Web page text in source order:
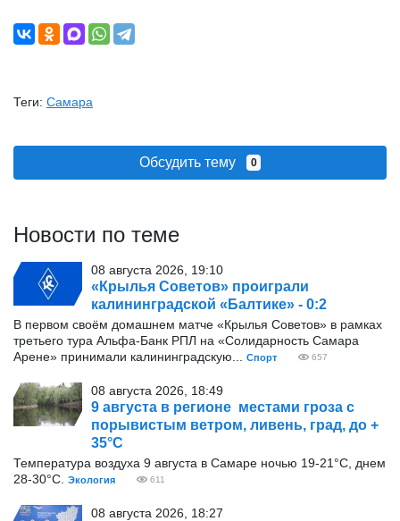
Теги: Самара
Обсудить тему 0
Новости по теме
08 августа 2026, 19:10
«Крылья Советов» проиграли
калининградской «Балтике» - 0:2
В первом своём домашнем матче «Крылья Советов» в рамках
третьего тура Альфа-Банк РПЛ на «Солидарность Самара
Арене» принимали калининградскую...
Спорт 657
08 августа 2026, 18:49
9 августа в регионе местами гроза с
порывистым ветром, ливень, град, до +
35°С
Температура воздуха 9 августа в Самаре ночью 19-21°С, днем
28-30°С.
Экология 611
08 августа 2026, 18:27